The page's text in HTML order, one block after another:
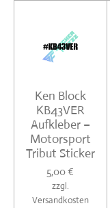
Ken Block
KB43VER
Aufkleber –
Motorsport
Tribut Sticker
5,00 €
zzgl.
Versandkosten